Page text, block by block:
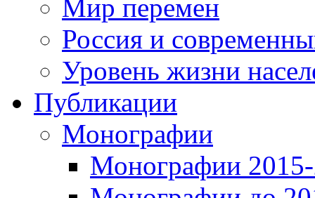
Мир перемен
Россия и
Уровень жизни
Публикации
Монографии
Монографии 2015-